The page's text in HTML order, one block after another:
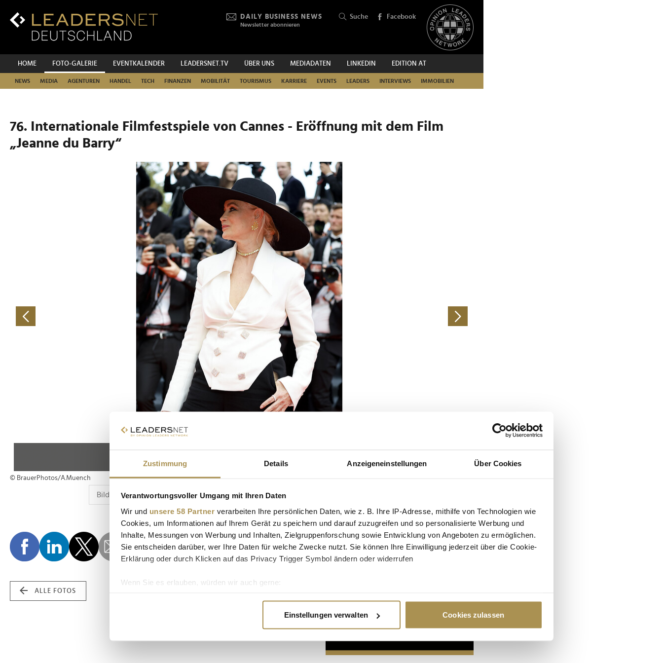
Zustimmung Details Anzeigeneinstellungen Über Cookies
Verantwortungsvoller Umgang mit Ihren Daten
Wir und unsere 58 Partner verarbeiten Ihre persönlichen Daten, wie z. B. Ihre IP-Adresse, mithilfe von Technologien wie
Cookies, um Informationen auf Ihrem Gerät zu speichern und darauf zuzugreifen und so personalisierte Werbung und
Inhalte, Messungen von Werbung und Inhalten, Zielgruppenforschung sowie Entwicklung von Angeboten zu ermöglichen.
Sie entscheiden darüber, wer Ihre Daten für welche Zwecke nutzt. Sie können Ihre Einwilligung jederzeit über die Cookie-
Erklärung oder durch Klicken auf das Privacy Trigger Symbol ändern oder widerrufen
Wenn Sie es erlauben, würden wir auch gerne:
Erfahren Sie mehr darüber, wie Ihre persönlichen Daten verarbeitet werden, und legen Sie Ihre Präferenzen im
Wir verwenden Cookies, um Inhalte und Anzeigen zu personalisieren, Funktionen für soziale Medien anbieten zu können
Einstellungen verwalten Cookies zulassen
Inhalt
Hauptnavigation
DAILY BUSINESS NEWS
Newsletter abonnieren
Suche Facebook
HOME FOTO-GALERIE EVENTKALENDER LEADERSNET.TV ÜBER UNS MEDIADATEN LINKEDIN EDITION AT
NEWS MEDIA AGENTUREN HANDEL TECH FINANZEN MOBILITÄT TOURISMUS KARRIERE EVENTS LEADERS INTERVIEWS IMMOBILIEN
SUCHEN
76. Internationale Filmfestspiele von Cannes - Eröffnung mit dem Film
„Jeanne du Barry“
© BrauerPhotos/A.Muench
ALLE FOTOS
Advertisement